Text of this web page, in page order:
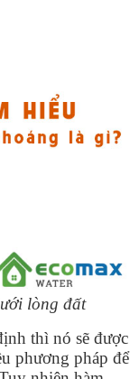
lòng đất
thì nó sẽ được
phương pháp để